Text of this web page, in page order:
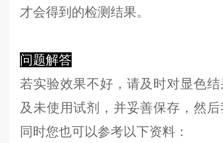
才会得到的检测结果。
问题解答
若实验效果不好，请及时对显色
及未使用试剂，并妥善保存，然
同时您也可以参考以下资料：